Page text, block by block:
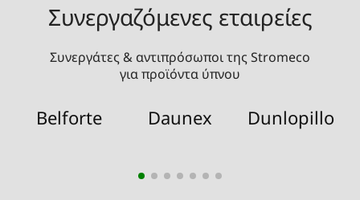
Συνεργαζόμενες εταιρείες
Συνεργάτες & αντιπρόσωποι της Stromeco
για προϊόντα ύπνου
Belforte Daunex Dunlopillo